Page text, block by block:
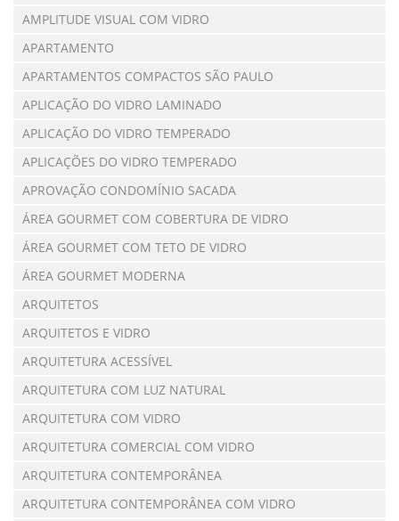
AMPLITUDE VISUAL COM VIDRO
APARTAMENTO
APARTAMENTOS COMPACTOS SÃO PAULO
APLICAÇÃO DO VIDRO LAMINADO
APLICAÇÃO DO VIDRO TEMPERADO
APLICAÇÕES DO VIDRO TEMPERADO
APROVAÇÃO CONDOMÍNIO SACADA
ÁREA GOURMET COM COBERTURA DE VIDRO
ÁREA GOURMET COM TETO DE VIDRO
ÁREA GOURMET MODERNA
ARQUITETOS
ARQUITETOS E VIDRO
ARQUITETURA ACESSÍVEL
ARQUITETURA COM LUZ NATURAL
ARQUITETURA COM VIDRO
ARQUITETURA COMERCIAL COM VIDRO
ARQUITETURA CONTEMPORÂNEA
ARQUITETURA CONTEMPORÂNEA COM VIDRO